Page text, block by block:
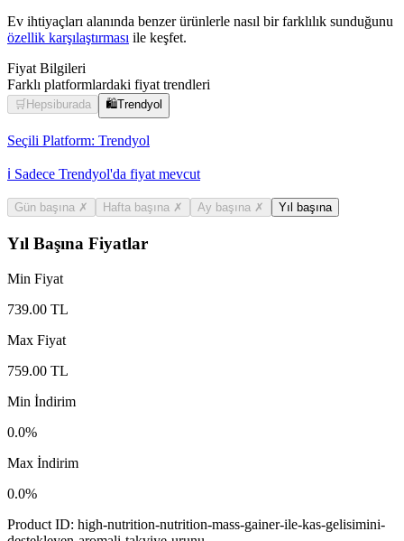
Ev ihtiyaçları alanında benzer ürünlerle nasıl bir farklılık sunduğunu
özellik karşılaştırması ile keşfet.
Fiyat Bilgileri
Farklı platformlardaki fiyat trendleri
🛒 Hepsiburada 🛍️Trendyol
Seçili Platform: Trendyol
ℹ️ Sadece Trendyol'da fiyat mevcut
Gün başına ✗ Hafta başına ✗ Ay başına ✗ Yıl başına
Yıl Başına Fiyatlar
Min Fiyat
739.00 TL
Max Fiyat
759.00 TL
Min İndirim
0.0%
Max İndirim
0.0%
Product ID: high-nutrition-nutrition-mass-gainer-ile-kas-gelisimini-